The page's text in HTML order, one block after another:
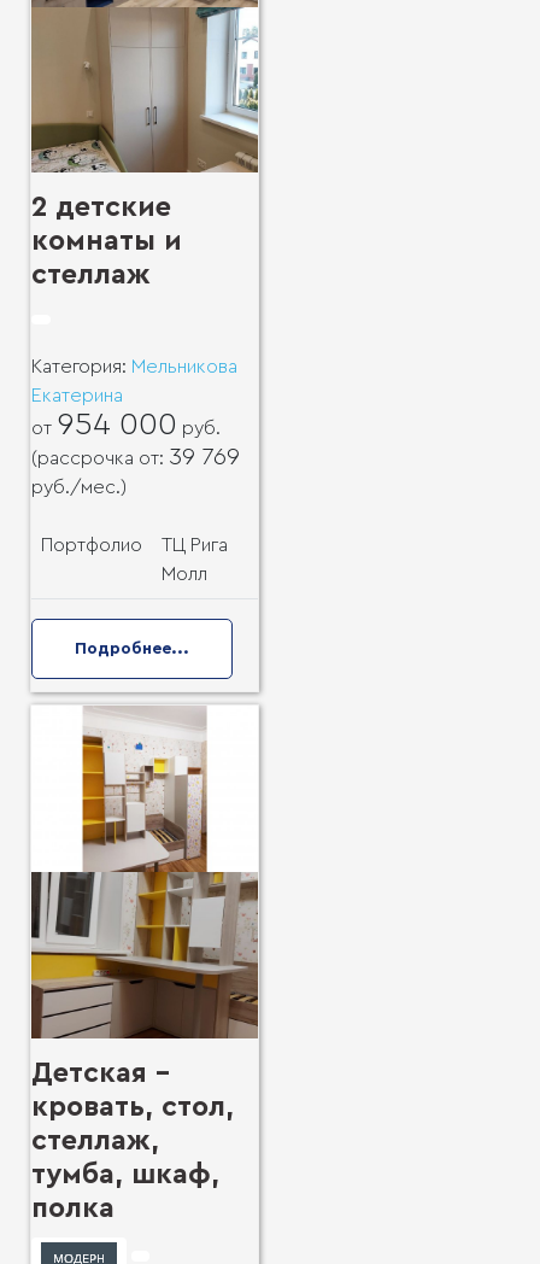
2 детские
комнаты и
стеллаж
Категория: Мельникова
Екатерина
от 954 000 руб.
(рассрочка от: 39 769
руб./мес.)
Портфолио
ТЦ Рига
Молл
Подробнее...
Детская -
кровать, стол,
стеллаж,
тумба, шкаф,
полка